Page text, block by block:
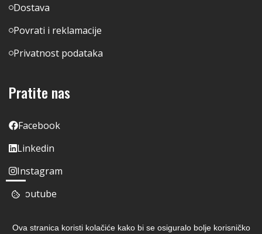
Dostava
Povrati i reklamacije
Privatnost podataka
Pratite nas
Facebook
Linkedin
Instagram
Youtube
Ova stranica koristi kolačiće kako bi se osiguralo bolje korisničko